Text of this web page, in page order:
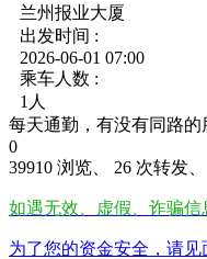
兰州报业大厦
出发时间 :
2026-06-01 07:00
乘车人数 :
1人
每天通勤，有没有同路的
0
39910 浏览、 26 次转发
如遇无效、虚假、诈骗信
为了您的资金安全，请